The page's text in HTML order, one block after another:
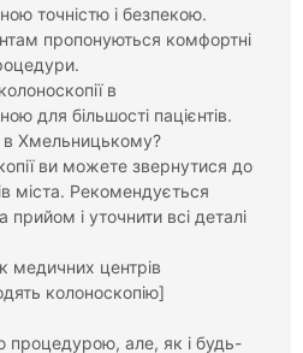
точністю і безпекою.
пропонуються комфортні
в
для більшості пацієнтів.
в Хмельницькому?
ви можете звернутися до
міста. Рекомендується
і уточнити всі деталі
медичних центрів
колоноскопію]
процедурою, але, як і будь-